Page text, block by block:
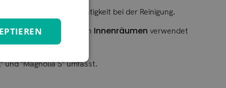
und Leichtigkeit bei der Reinigung.
Teppichen, das auch in Innenräumen verwendet
und "Magnolia S" umfasst.